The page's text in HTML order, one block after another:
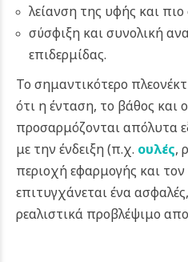
λείανση της υφής και
σύσφιξη και συνολική
επιδερμίδας.
Το σημαντικότερο
ότι η ένταση, το βάθος και
προσαρμόζονται απόλυτα
με την ένδειξη (π.χ. ουλές,
περιοχή εφαρμογής και
επιτυγχάνεται ένα
ρεαλιστικά προβλέψιμο